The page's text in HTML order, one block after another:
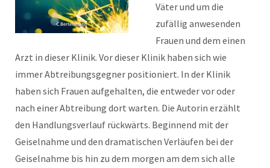
Väter und um die
zufällig anwesenden
Frauen und dem einen
Arzt in dieser Klinik. Vor dieser Klinik haben sich wie
immer Abtreibungsgegner positioniert. In der Klinik
haben sich Frauen aufgehalten, die entweder vor oder
nach einer Abtreibung dort warten. Die Autorin erzählt
den Handlungsverlauf rückwärts. Beginnend mit der
Geiselnahme und den dramatischen Verläufen bei der
Geiselnahme bis hin zu dem morgen am dem sich alle